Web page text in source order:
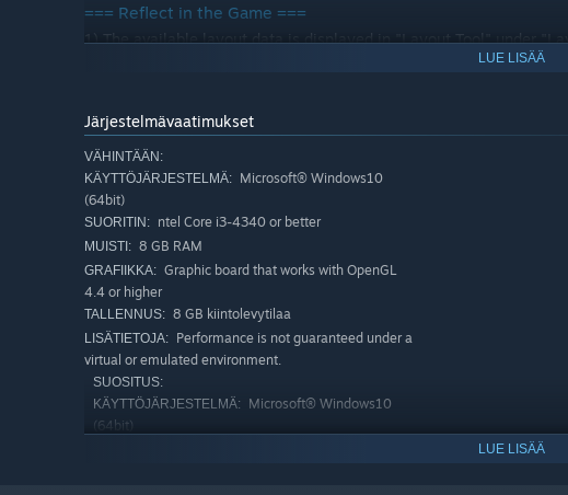
=== Reflect in the Game ===
1) The available layout data is displayed in "Layout Tool" under
LUE LISÄÄ
Järjestelmävaatimukset
VÄHINTÄÄN:
KÄYTTÖJÄRJESTELMÄ: Microsoft® Windows10
(64bit)
SUORITIN: ntel Core i3-4340 or better
MUISTI: 8 GB RAM
GRAFIIKKA: Graphic board that works with OpenGL
4.4 or higher
TALLENNUS: 8 GB kiintolevytilaa
LISÄTIETOJA: Performance is not guaranteed under a
virtual or emulated environment.
SUOSITUS:
KÄYTTÖJÄRJESTELMÄ:
Microsoft® Windows10
(64bit)
LUE LISÄÄ